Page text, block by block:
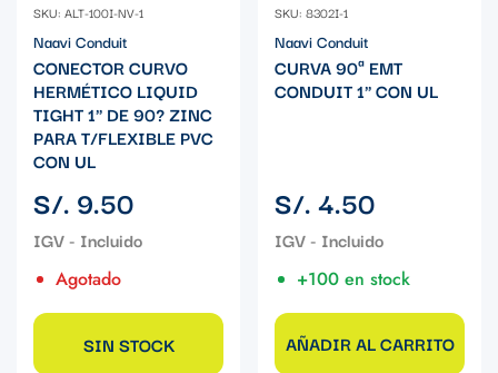
SKU: ALT-100I-NV-1
Naavi Conduit
CONECTOR CURVO
HERMÉTICO LIQUID
TIGHT 1" DE 90? ZINC
PARA T/FLEXIBLE PVC
CON UL
Precio
regular
S/. 9.50
Agotado
SIN STOCK
SKU: 8302I-1
Naavi Conduit
CURVA 90ª EMT
CONDUIT 1" CON UL
Precio
regular
S/. 4.50
+100 en stock
AÑADIR AL CARRITO